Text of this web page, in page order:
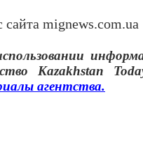
сайта mignews.com.ua
Kazakhstan
агентства.